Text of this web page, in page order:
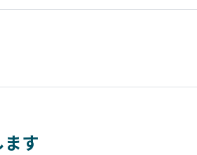
ます